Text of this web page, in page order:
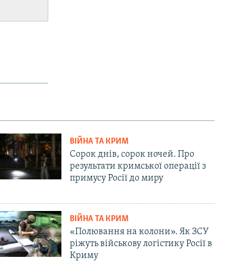
ВІЙНА ТА КРИМ
Сорок днів, сорок ночей. Про
результати кримської операції з
примусу Росії до миру
ВІЙНА ТА КРИМ
«Полювання на колони». Як ЗСУ
ріжуть військову логістику Росії в
Криму